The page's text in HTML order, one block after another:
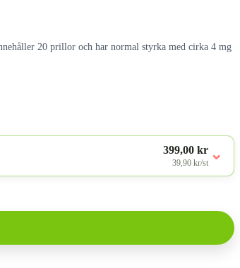
20 prillor och har normal styrka med cirka 4 mg
399,00 kr
39,90 kr/st ⌄